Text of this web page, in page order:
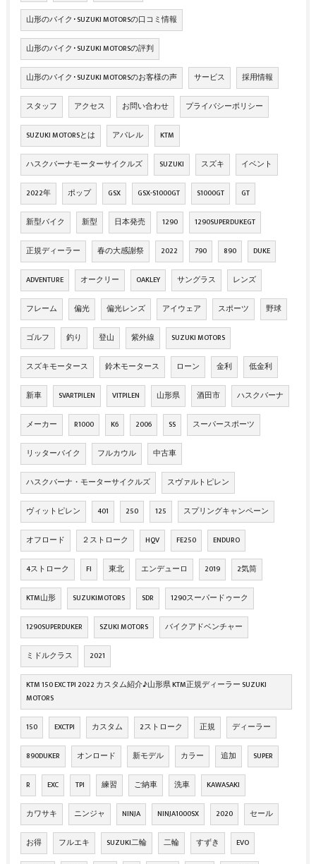
山形のバイク･SUZUKI MOTORSの口コミ情報
山形のバイク･SUZUKI MOTORSの評判
山形のバイク･SUZUKI MOTORSのお客様の声 サービス 採用情報
スタッフ アクセス お問い合わせ プライバシーポリシー
SUZUKI MOTORSとは アパレル KTM
ハスクバーナモーターサイクルズ SUZUKI スズキ イベント
2022年 ポップ GSX GSX-S1000GT S1000GT GT
新型バイク 新型 日本発売 1290 1290SUPERDUKEGT
正規ディーラー 春の大感謝祭 2022 790 890 DUKE
ADVENTURE オークリー OAKLEY サングラス レンズ
フレーム 偏光 偏光レンズ アイウェア スポーツ 野球
ゴルフ 釣り 登山 紫外線 SUZUKI MOTORS
スズキモータース 鈴木モータース ローン 金利 低金利
新車 SVARTPILEN VITPILEN 山形県 酒田市 ハスクバーナ
メーカー R1000 K6 2006 SS スーパースポーツ
リッターバイク フルカウル 中古車
ハスクバーナ・モーターサイクルズ スヴァルトピレン
ヴィットピレン 401 250 125 スプリングキャンペーン
オフロード ２ストローク HQV FE250 ENDURO
4ストローク FI 東北 エンデューロ 2019 2気筒
KTM山形 SUZUKIMOTORS SDR 1290スーパードゥーク
1290SUPERDUKER SZUKI MOTORS バイクアドベンチャー
ミドルクラス 2021
KTM 150 EXC TPI 2022 カスタム紹介♪山形県 KTM正規ディーラー SUZUKI
MOTORS
150 EXCTPI カスタム 2ストローク 正規 ディーラー
890DUKER オンロード 新モデル カラー 追加 SUPER
R EXC TPI 練習 ご納車 洗車 KAWASAKI
カワサキ ニンジャ NINJA NINJA1000SX 2020 セール
お得 フルエキ SUZUKI二輪 二輪 すずき EVO